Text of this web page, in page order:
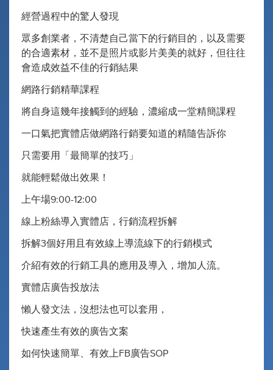
經營過程中的驚人發現
眾多創業者，不清楚自己當下的行銷目的，以及需要
的合適素材，並不是照片或影片美美的就好，但往往
會造成效益不佳的行銷結果
網路行銷精華課程
將自身這幾年接觸到的經驗，濃縮成一堂精簡課程
一口氣把實體店做網路行銷要知道的精隨告訴你
只需要用「最簡單的技巧」
就能輕鬆做出效果！
上午場9:00-12:00
線上粉絲導入實體店，行銷流程拆解
拆解3個好用且有效線上導流線下的行銷模式
介紹有效的行銷工具的應用及導入，增加人流。
實體店廣告投放法
懶人發文法，沒想法也可以套用，
快速產生有效的廣告文案
如何快速簡單、有效上FB廣告SOP